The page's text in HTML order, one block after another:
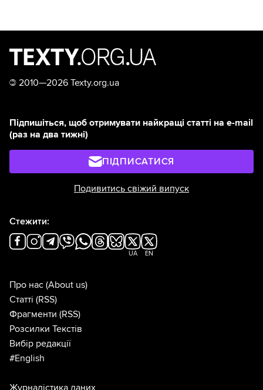
© 2010—2026 Texty.org.ua
Підпишіться, щоб отримувати найкращі статті на e-mail
(раз на два тижні)
ПІДПИСАТИСЯ
Подивитись свіжий випуск
Стежити:
UA EN
Про нас (About us)
Статті (RSS)
Фрагменти (RSS)
Розсилки Текстів
Вибір редакції
#English